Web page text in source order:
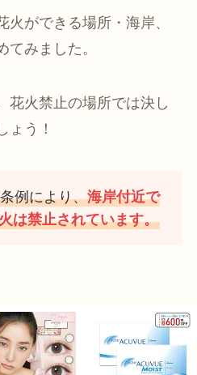
火ができる場所・海岸、
みました。
花火禁止の場所では決し
ょう！
例により、海岸付近で
は禁止されています。